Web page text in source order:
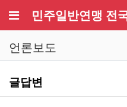
메뉴민주일반연맹 전
언론보도
언론보도 글답변
글답변